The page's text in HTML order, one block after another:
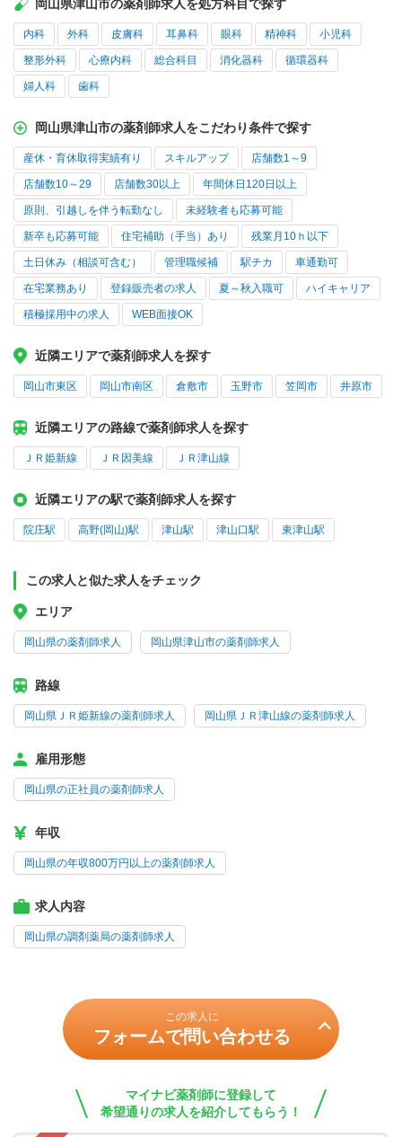
岡山県津山市の薬剤師求人を処方科目で探す
内科 外科 皮膚科 耳鼻科 眼科 精神科 小児科
整形外科 心療内科 総合科目 消化器科 循環器科
婦人科 歯科
岡山県津山市の薬剤師求人をこだわり条件で探す
産休・育休取得実績有り スキルアップ 店舗数1～9
店舗数10～29 店舗数30以上 年間休日120日以上
原則、引越しを伴う転勤なし 未経験者も応募可能
新卒も応募可能 住宅補助（手当）あり 残業月10ｈ以下
土日休み（相談可含む） 管理職候補 駅チカ 車通勤可
在宅業務あり 登録販売者の求人 夏～秋入職可 ハイキャリア
積極採用中の求人 WEB面接OK
近隣エリアで薬剤師求人を探す
岡山市東区 岡山市南区 倉敷市 玉野市 笠岡市 井原市
近隣エリアの路線で薬剤師求人を探す
ＪＲ姫新線 ＪＲ因美線 ＪＲ津山線
近隣エリアの駅で薬剤師求人を探す
院庄駅 高野(岡山)駅 津山駅 津山口駅 東津山駅
この求人と似た求人をチェック
エリア
岡山県の薬剤師求人 岡山県津山市の薬剤師求人
路線
岡山県ＪＲ姫新線の薬剤師求人 岡山県ＪＲ津山線の薬剤師求人
雇用形態
岡山県の正社員の薬剤師求人
年収
岡山県の年収800万円以上の薬剤師求人
求人内容
岡山県の調剤薬局の薬剤師求人
この求人に
フォームで問い合わせる
マイナビ薬剤師に登録して
希望通りの求人を紹介してもらう！